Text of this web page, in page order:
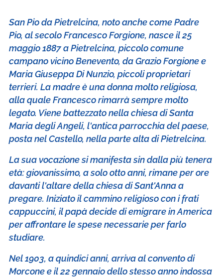
San Pio da Pietrelcina, noto anche come Padre
Pio, al secolo Francesco Forgione, nasce il 25
maggio 1887 a Pietrelcina, piccolo comune
campano vicino Benevento, da Grazio Forgione e
Maria Giuseppa Di Nunzio, piccoli proprietari
terrieri. La madre è una donna molto religiosa,
alla quale Francesco rimarrà sempre molto
legato. Viene battezzato nella chiesa di Santa
Maria degli Angeli, l'antica parrocchia del paese,
posta nel Castello, nella parte alta di Pietrelcina.
La sua vocazione si manifesta sin dalla più tenera
età: giovanissimo, a solo otto anni, rimane per ore
davanti l'altare della chiesa di Sant'Anna a
pregare. Iniziato il cammino religioso con i frati
cappuccini, il papà decide di emigrare in America
per affrontare le spese necessarie per farlo
studiare.
Nel 1903, a quindici anni, arriva al convento di
Morcone e il 22 gennaio dello stesso anno indossa